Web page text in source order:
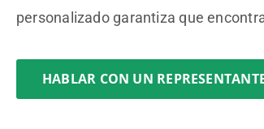
personalizado garantiza que
HABLAR CON UN